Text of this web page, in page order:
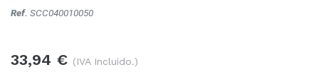
Ref. SCC040010050
33,94 € (IVA Incluido.)